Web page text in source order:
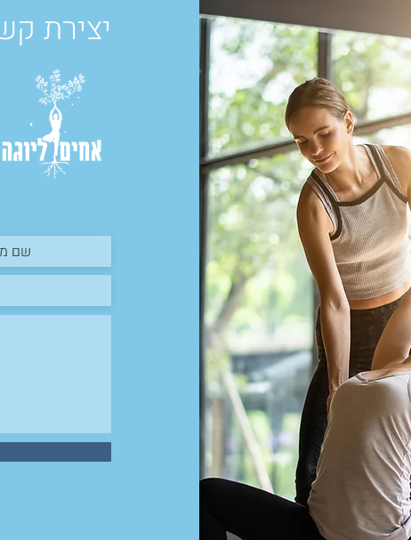
מחדש מתוך השבר: על
באב, פוסט-טראומה
לצמוח
למצוא את העוגן הקריר:
מערכת העצבים והגוף
יצירת